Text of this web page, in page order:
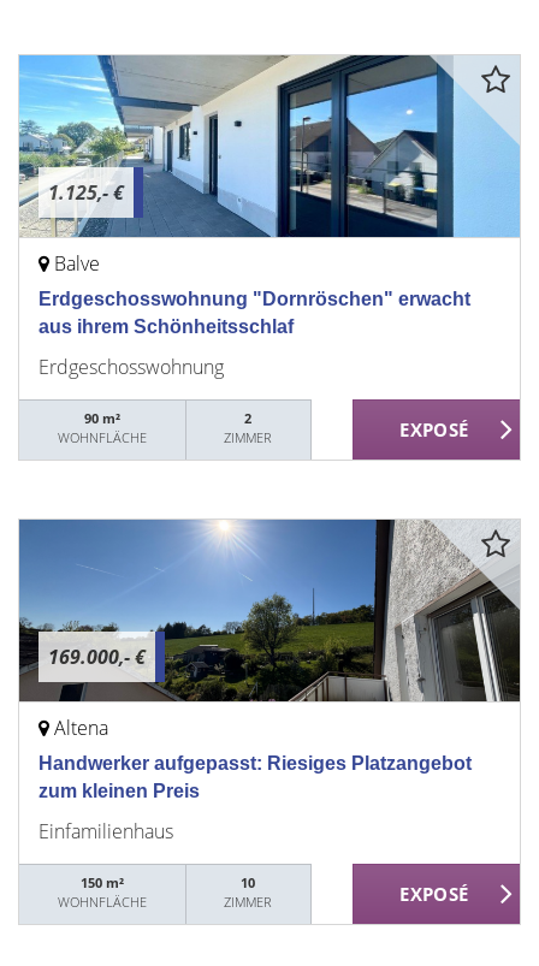
1.125,- €
Balve
Erdgeschosswohnung "Dornröschen" erwacht
aus ihrem Schönheitsschlaf
Erdgeschosswohnung
90 m²
WOHNFLÄCHE
2
ZIMMER
169.000,- €
Altena
Handwerker aufgepasst: Riesiges Platzangebot
zum kleinen Preis
Einfamilienhaus
150 m²
WOHNFLÄCHE
10
ZIMMER